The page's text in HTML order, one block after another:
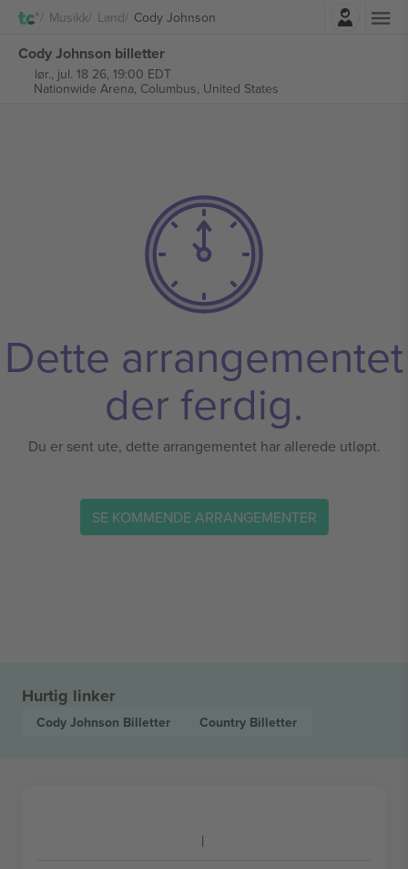
Musikk Land Cody Johnson
Cody Johnson billetter
lør., jul. 18 26, 19:00 EDT
Nationwide Arena, Columbus, United States
Dette arrangementet
der ferdig.
Du er sent ute, dette arrangementet har allerede utløpt.
SE KOMMENDE ARRANGEMENTER
Hurtig linker
Cody Johnson Billetter Country Billetter